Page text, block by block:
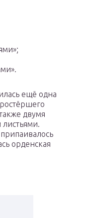
ещё одна
двумя
орденская